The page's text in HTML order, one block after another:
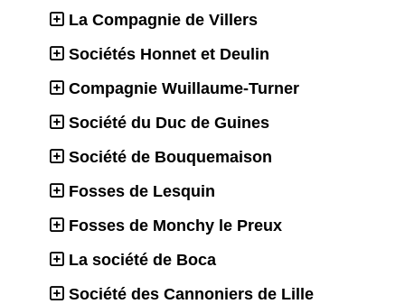
La Compagnie de Villers
Sociétés Honnet et Deulin
Compagnie Wuillaume-Turner
Société du Duc de Guines
Société de Bouquemaison
Fosses de Lesquin
Fosses de Monchy le Preux
La société de Boca
Société des Cannoniers de Lille